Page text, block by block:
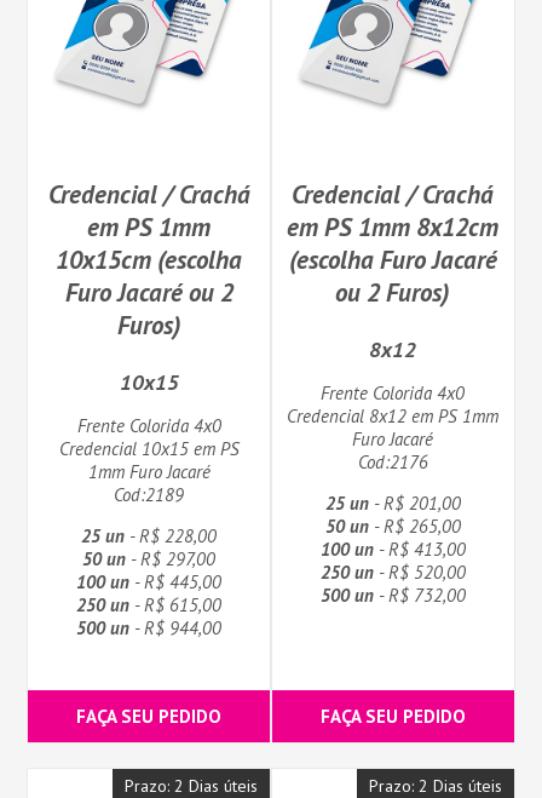
Credencial / Crachá
em PS 1mm
10x15cm (escolha
Furo Jacaré ou 2
Furos)
10x15
Frente Colorida 4x0
Credencial 10x15 em PS
1mm Furo Jacaré
Cod:2189
25 un - R$ 228,00
50 un - R$ 297,00
100 un - R$ 445,00
250 un - R$ 615,00
500 un - R$ 944,00
FAÇA SEU PEDIDO
Credencial / Crachá
em PS 1mm 8x12cm
(escolha Furo Jacaré
ou 2 Furos)
8x12
Frente Colorida 4x0
Credencial 8x12 em PS 1mm
Furo Jacaré
Cod:2176
25 un- R$ 201,00
50 un- R$ 265,00
100 un- R$ 413,00
250 un- R$ 520,00
500 un- R$ 732,00
FAÇA SEU PEDIDO
Prazo: 2 Dias úteis Prazo: 2 Dias úteis